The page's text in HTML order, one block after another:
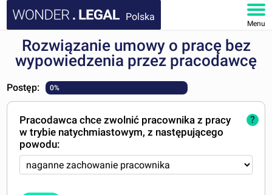
Polska
Menu
STRONA GŁÓWNA
MOJE KONTO
Rozwiązanie umowy o pracę bez
wypowiedzenia przez pracodawcę
Postęp: 0%
Pracodawca chce zwolnić pracownika z pracy
w trybie natychmiastowym, z następującego
powodu:
?